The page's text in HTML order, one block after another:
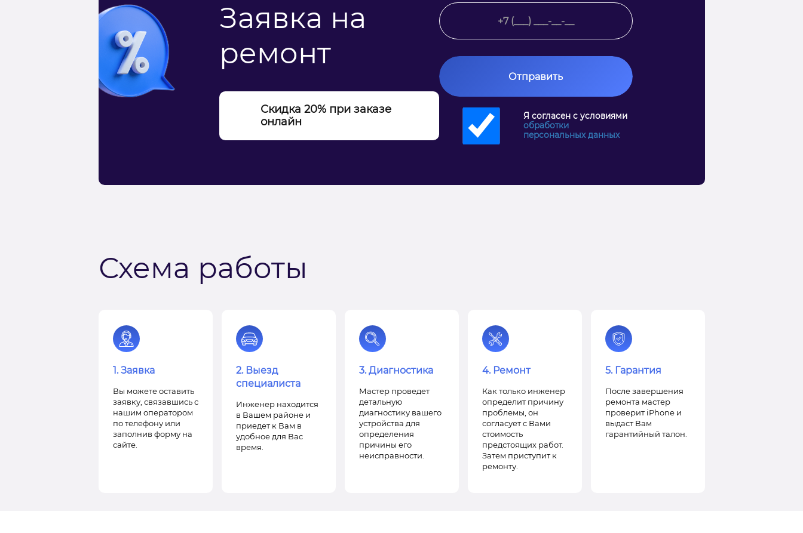
Заявка на
ремонт
Скидка 20% при заказе
онлайн
Отправить
Я согласен с условиями
обработки
персональных данных
Схема работы
1. Заявка
Вы можете оставить
заявку, связавшись с
нашим оператором
по телефону или
заполнив форму на
сайте.
2. Выезд
специалиста
Инженер находится
в Вашем районе и
приедет к Вам в
удобное для Вас
время.
3. Диагностика
Мастер проведет
детальную
диагностику вашего
устройства для
определения
причины его
неисправности.
4. Ремонт
Как только инженер
определит причину
проблемы, он
согласует с Вами
стоимость
предстоящих работ.
Затем приступит к
ремонту.
5. Гарантия
После завершения
ремонта мастер
проверит iPhone и
выдаст Вам
гарантийный талон.